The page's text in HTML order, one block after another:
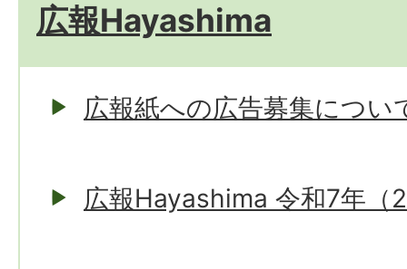
広報Hayashima
広報紙への広告募集につい
広報Hayashima 令和7年（